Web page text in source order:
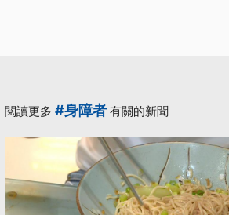
閱讀更多 #身障者 有關的新聞